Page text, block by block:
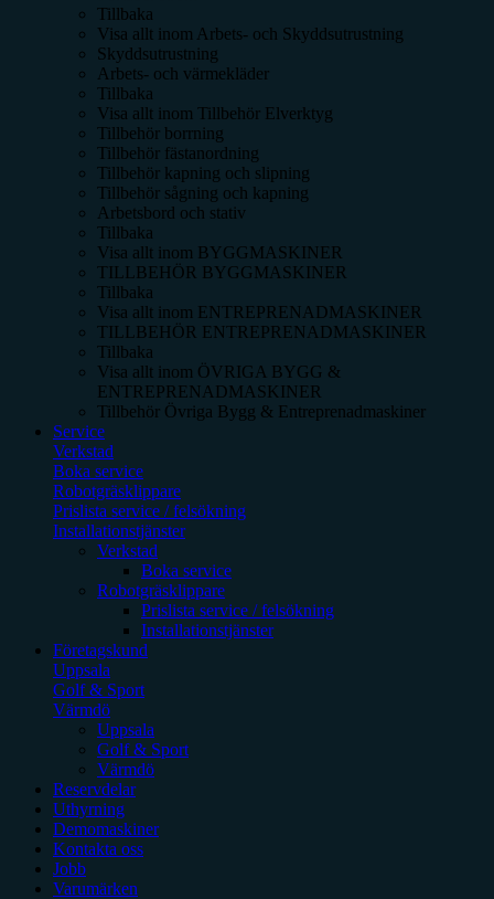
Tillbaka
Visa allt inom Arbets- och Skyddsutrustning
Skyddsutrustning
Arbets- och värmekläder
Tillbaka
Visa allt inom Tillbehör Elverktyg
Tillbehör borrning
Tillbehör fästanordning
Tillbehör kapning och slipning
Tillbehör sågning och kapning
Arbetsbord och stativ
Tillbaka
Visa allt inom BYGGMASKINER
TILLBEHÖR BYGGMASKINER
Tillbaka
Visa allt inom ENTREPRENADMASKINER
TILLBEHÖR ENTREPRENADMASKINER
Tillbaka
Visa allt inom ÖVRIGA BYGG &
ENTREPRENADMASKINER
Tillbehör Övriga Bygg & Entreprenadmaskiner
Service
Verkstad
Boka service
Robotgräsklippare
Prislista service / felsökning
Installationstjänster
Verkstad
Boka service
Robotgräsklippare
Prislista service / felsökning
Installationstjänster
Företagskund
Uppsala
Golf & Sport
Värmdö
Uppsala
Golf & Sport
Värmdö
Reservdelar
Uthyrning
Demomaskiner
Kontakta oss
Jobb
Varumärken